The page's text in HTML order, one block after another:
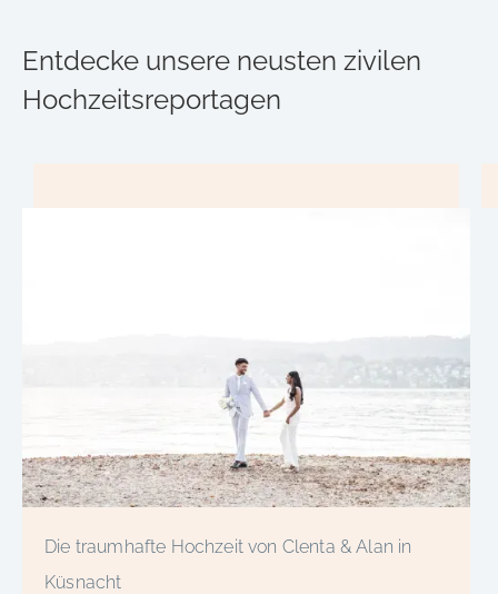
Entdecke unsere neusten zivilen
Hochzeitsreportagen
Die traumhafte Hochzeit von Clenta & Alan in
Küsnacht